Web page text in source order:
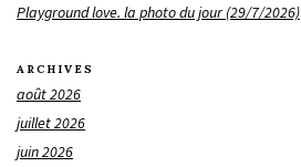
Playground love. la photo du jour (29/7/2026)
ARCHIVES
août 2026
juillet 2026
juin 2026